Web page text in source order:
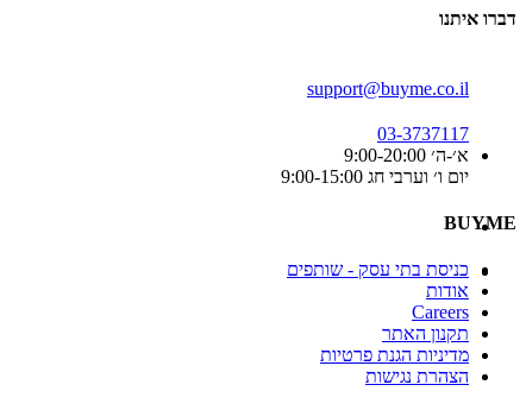
דברו איתנו
support@buyme.co.il
03-3737117
א׳-ה׳ 9:00-20:00
יום ו׳ וערבי חג 9:00-15:00
BUYME
כניסת בתי עסק - שותפים
אודות
Careers
תקנון האתר
מדיניות הגנת פרטיות
הצהרת נגישות